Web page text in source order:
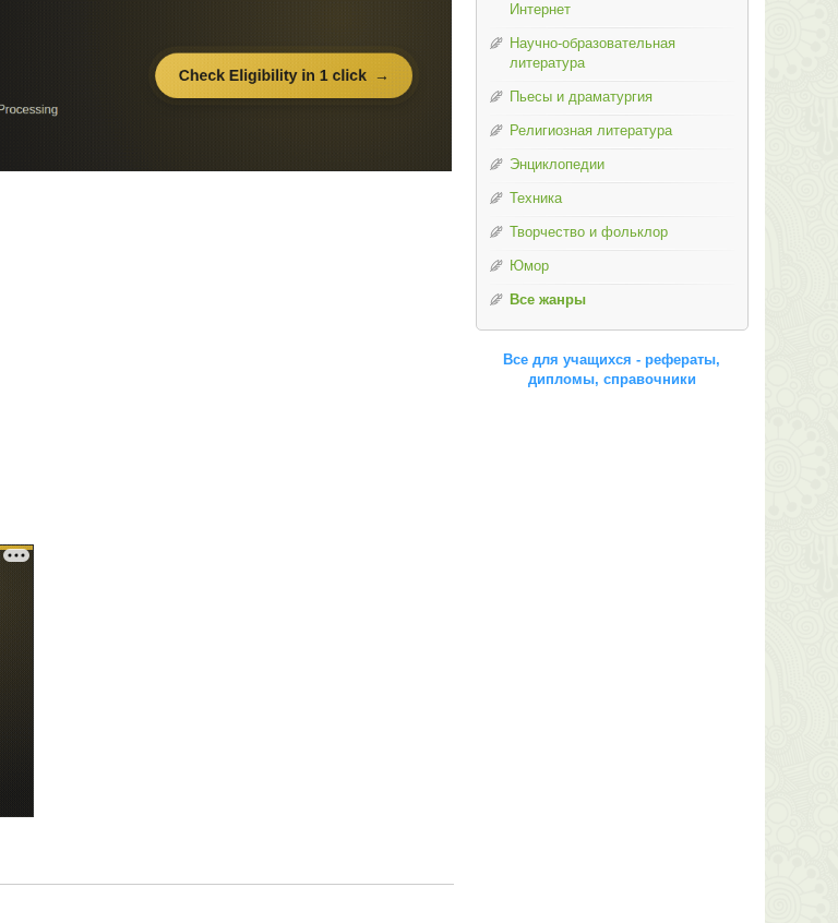
Интернет
Научно-образовательная
литература
Пьесы и драматургия
Религиозная литература
Энциклопедии
Техника
Творчество и фольклор
Юмор
Все жанры
Все для учащихся - рефераты,
дипломы, справочники